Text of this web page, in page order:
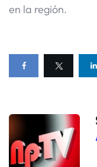
en la región.